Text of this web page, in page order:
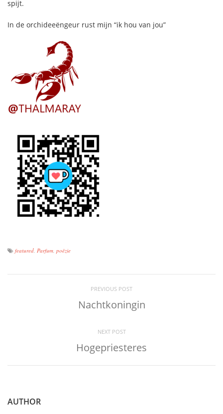
spijt.
In de orchideeëngeur rust mijn “ik hou van jou”
featured, Parfum, poëzie
PREVIOUS POST
Nachtkoningin
NEXT POST
Hogepriesteres
AUTHOR